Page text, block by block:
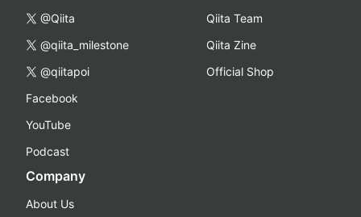
@Qiita
@qiita_milestone
@qiitapoi
Facebook
YouTube
Podcast
Qiita Team
Qiita Zine
Official Shop
Company
About Us